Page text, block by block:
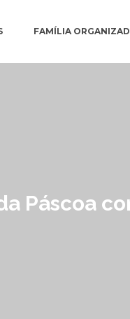
FAMÍLIA
Páscoa